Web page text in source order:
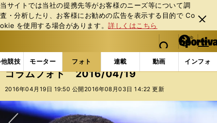
当サイトでは当社の提携先等がお客様のニーズ等について調
査・分析したり、お客様にお勧めの広告を表⽰する⽬的で Co
okie を使⽤する場合があります。詳しくはこちら
閉じ
る
web Sportiva (webスポルティーバ)
検索
マイペ
ー
ジ
メニュ
競技 モーター フォト 連載 動画 インフォ
b
ス
ポ
ル
ィ
ー
フォトギャラリー コラムフォト コラムフォト
コラムフォト 2016/04/19
2016年04月19日 19:50 公開 2016年08月03日 14:22 更新